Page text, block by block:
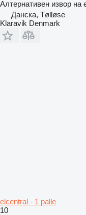
Алтернативен извор на
Данска, Tølløse
Klaravik Denmark
elcentral - 1 palle
10